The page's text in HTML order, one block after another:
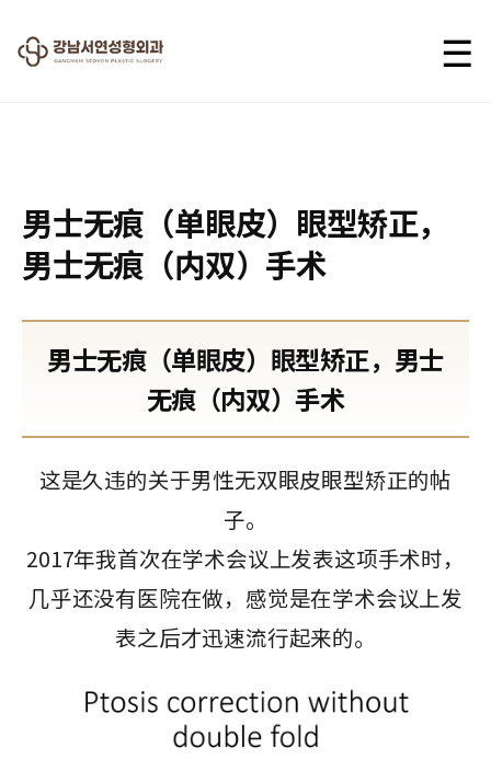
☰
男士无痕（单眼皮）眼型矫正，
男士无痕（内双）手术
男士无痕（单眼皮）眼型矫正，男士
无痕（内双）手术
这是久违的关于男性无双眼皮眼型矫正的帖
子。
2017年我首次在学术会议上发表这项手术时，
几乎还没有医院在做，感觉是在学术会议上发
表之后才迅速流行起来的。